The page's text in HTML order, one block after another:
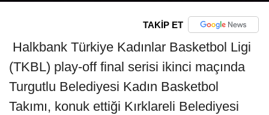
TAKİP ET
Halkbank Türkiye Kadınlar Basketbol Ligi
(TKBL) play-off final serisi ikinci maçında
Turgutlu Belediyesi Kadın Basketbol
Takımı, konuk ettiği Kırklareli Belediyesi